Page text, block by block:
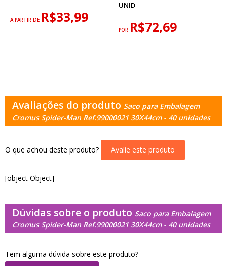
A PARTIR DE R$33,99
UNID
POR R$72,69
Avaliações do produto Saco para Embalagem
Cromus Spider-Man Ref.99000021 30X44cm - 40 unidades
O que achou deste produto? Avalie este produto
[object Object]
Dúvidas sobre o produto Saco para Embalagem
Cromus Spider-Man Ref.99000021 30X44cm - 40 unidades
Tem alguma dúvida sobre este produto?